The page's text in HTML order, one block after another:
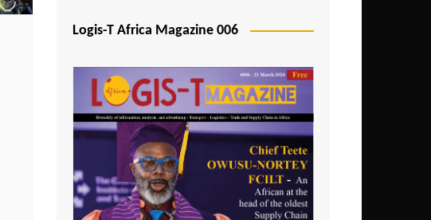
Logis-T Africa Magazine 006